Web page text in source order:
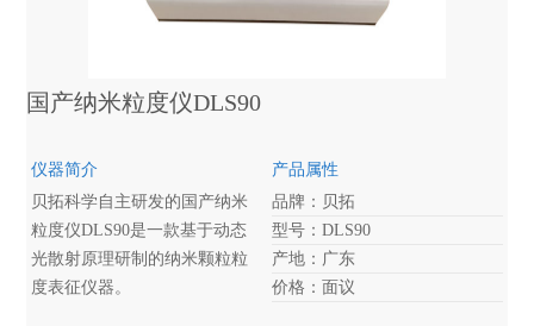
研究、质量分析和质量控制等
国产纳米粒度仪DLS90
仪器简介
贝拓科学自主研发的国产纳米
粒度仪DLS90是一款基于动态
光散射原理研制的纳米颗粒粒
度表征仪器。
产品属性
品牌：贝拓
型号：DLS90
产地：广东
价格：面议